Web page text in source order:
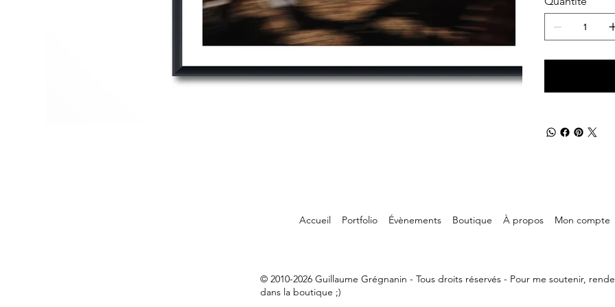
Accueil Portfolio Évènements Boutique À propos Mon compte
© 2010-2026 Guillaume Grégnanin - Tous droits réservés - Pour me soutenir,
dans la boutique ;)